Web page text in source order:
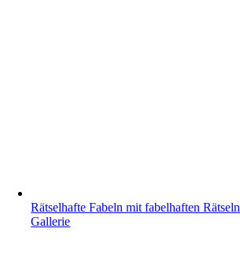
Rätselhafte Fabeln mit fabelhaften Rätseln
Gallerie